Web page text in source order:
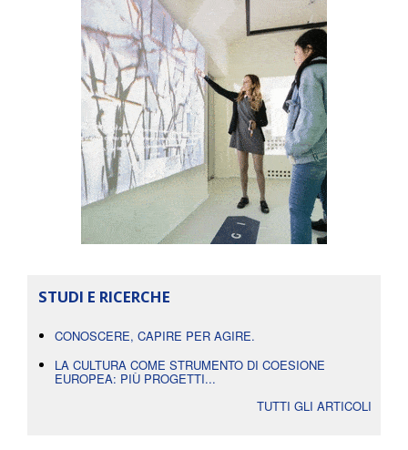
STUDI E RICERCHE
CONOSCERE, CAPIRE PER AGIRE.
LA CULTURA COME STRUMENTO DI COESIONE
EUROPEA: PIÙ PROGETTI...
TUTTI GLI ARTICOLI